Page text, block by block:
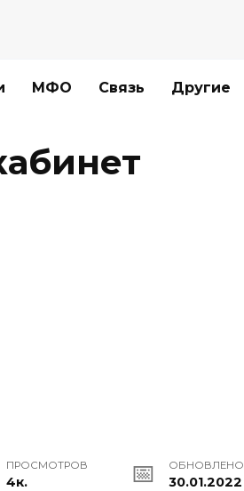
МФО Связь Другие
ПРОСМОТРОВ
4к.
ОБНОВЛЕНО
30.01.2022